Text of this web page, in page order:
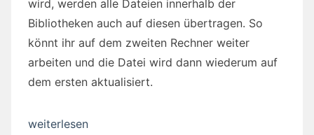
wird, werden alle Dateien innerhalb der
Bibliotheken auch auf diesen übertragen. So
könnt ihr auf dem zweiten Rechner weiter
arbeiten und die Datei wird dann wiederum auf
dem ersten aktualisiert.
„Automatische
weiterlesen